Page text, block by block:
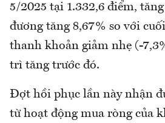
5/2025 tại 1.332,6 điểm,
đương tăng 8,67% so với
thanh khoản giảm nhẹ (-
trì tăng trước đó.
Đợt hồi phục lần này nhận
từ hoạt động mua ròng của